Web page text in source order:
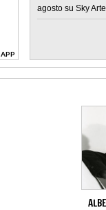
agosto su Sky Arte